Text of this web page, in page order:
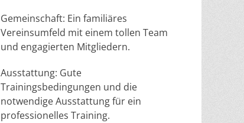
Gemeinschaft: Ein familiäres
Vereinsumfeld mit einem tollen Team
und engagierten Mitgliedern.
Ausstattung: Gute
Trainingsbedingungen und die
notwendige Ausstattung für ein
professionelles Training.